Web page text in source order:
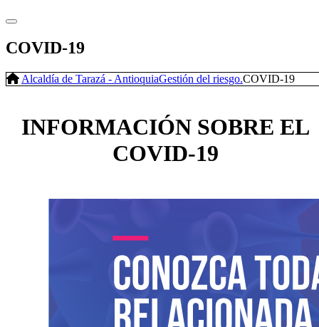
COVID-19
Alcaldía de Tarazá - AntioquiaGestión del riesgo.COVID-19
​INFORMACIÓN SOBRE EL
COVID-19